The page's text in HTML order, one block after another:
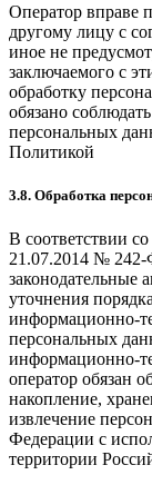
Оператор вправе
другому лицу с
иное не
заключаемого с
обработку
обязано
персональных
Политикой
3.8. Обработка
В соответствии
21.07.2014 №
законодательные
уточнения
информационно-
персональных
информационно-
оператор обязан
накопление,
извлечение
Федерации с
территории